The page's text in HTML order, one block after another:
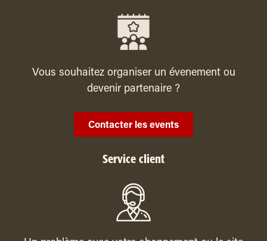
Vous souhaitez organiser un évenement ou
devenir partenaire ?
Contacter les events
Service client